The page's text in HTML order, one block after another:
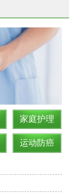
家庭护理
运动防癌